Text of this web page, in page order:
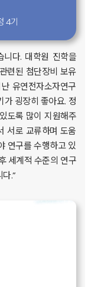
4기
니다. 대학원 진학을
련된 첨단장비 보유
유연전자소자연구
가 굉장히 좋아요. 정
도록 많이 지원해주
서로 교류하며 도움
연구를 수행하고 있
세계적 수준의 연구
.”